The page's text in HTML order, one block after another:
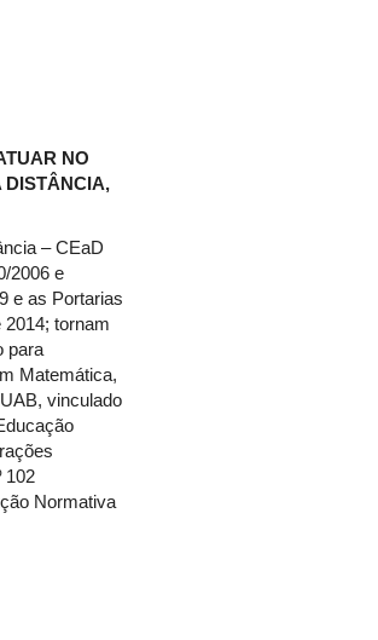
NO
DISTÂNCIA,
– CEaD
2006 e
e as Portarias
tornam
para
Matemática,
vinculado
102
Normativa